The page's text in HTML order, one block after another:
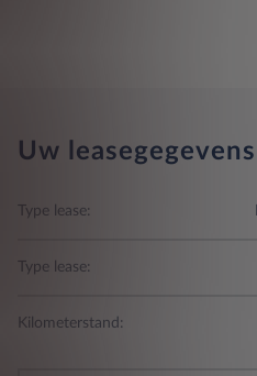
Uw leasegegevens
Type lease:
Type lease:
Kilometerstand: